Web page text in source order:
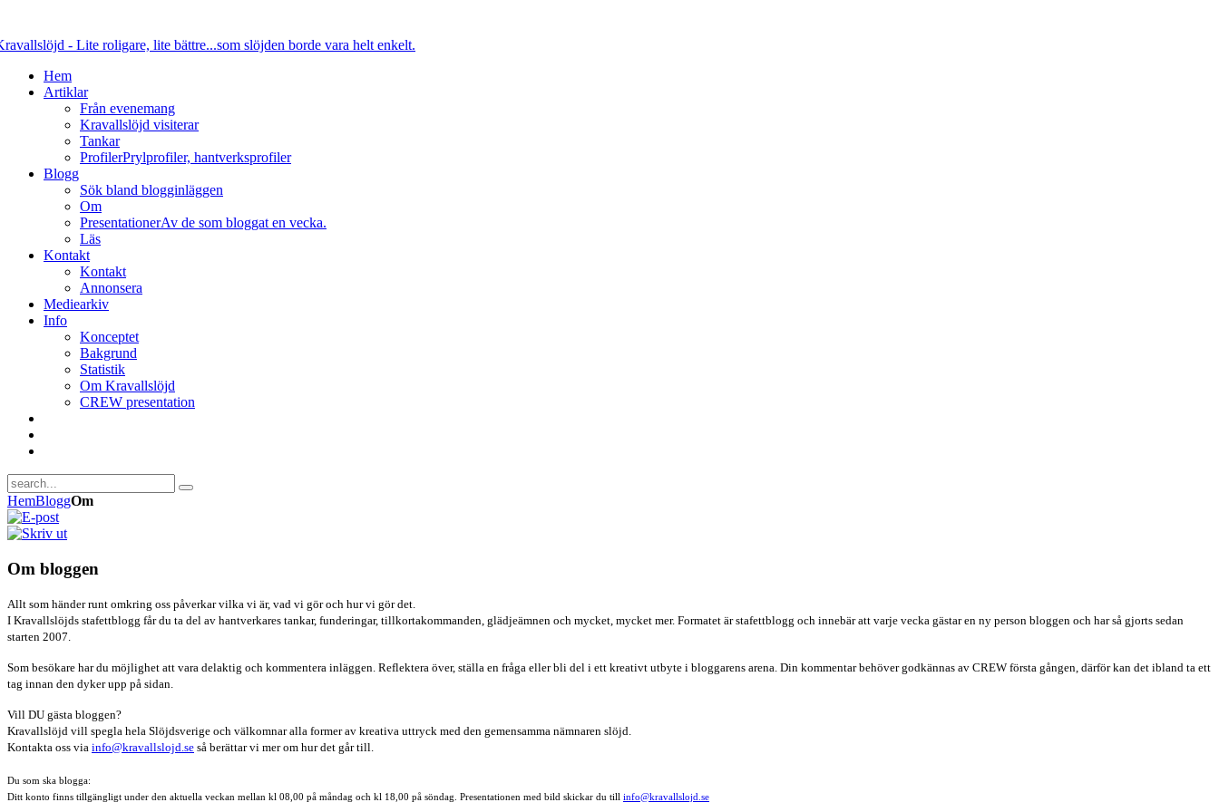
Hem
Artiklar
Från evenemang
Kravallslöjd visiterar
Tankar
ProfilerPrylprofiler, hantverksprofiler
Blogg
Sök bland blogginläggen
Om
PresentationerAv de som bloggat en vecka.
Läs
Kontakt
Kontakt
Annonsera
Mediearkiv
Info
Konceptet
Bakgrund
Statistik
Om Kravallslöjd
CREW presentation
HemBloggOm
Om bloggen
Allt som händer runt omkring oss påverkar vilka vi är, vad vi gör och hur vi gör det.
I Kravallslöjds stafettblogg får du ta del av hantverkares tankar, funderingar, tillkortakommanden, glädjeämnen och mycket, mycket mer. Formatet är stafettblogg och innebär att varje vecka gästar en ny person bloggen och har så gjorts sedan
starten 2007.
Som besökare har du möjlighet att vara delaktig och kommentera inläggen. Reflektera över, ställa en fråga eller bli del i ett kreativt utbyte i bloggarens arena. Din kommentar behöver godkännas av CREW första gången, därför kan det ibland ta ett
tag innan den dyker upp på sidan.
Vill DU gästa bloggen?
Kravallslöjd vill spegla hela Slöjdsverige och välkomnar alla former av kreativa uttryck med den gemensamma nämnaren slöjd.
Kontakta oss via info@kravallslojd.se så berättar vi mer om hur det går till.
Du som ska blogga:
Ditt konto finns tillgängligt under den aktuella veckan mellan kl 08,00 på måndag och kl 18,00 på söndag. Presentationen med bild skickar du till info@kravallslojd.se